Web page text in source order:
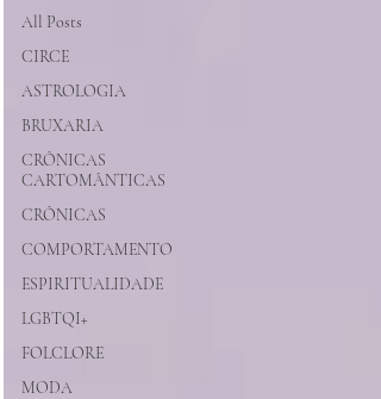
All Posts
CIRCE
ASTROLOGIA
BRUXARIA
CRÔNICAS
CARTOMÂNTICAS
CRÔNICAS
COMPORTAMENTO
ESPIRITUALIDADE
LGBTQI+
FOLCLORE
MODA